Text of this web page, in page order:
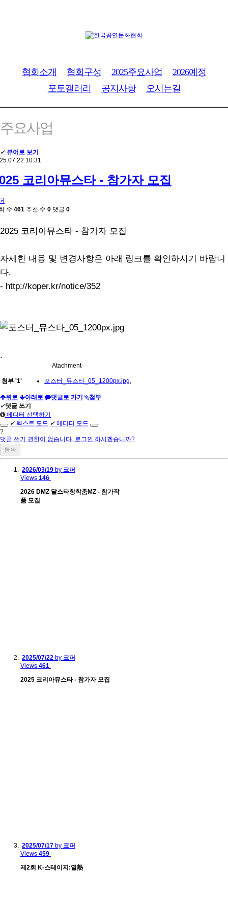
협회소개 협회구성 2025주요사업
2026예정
포토갤러리
공지사항 오시는길
주요사업
✔ 뷰어로 보기
10:31
코리아뮤스타 - 참가자 모집
수 461 추천 수 0 댓글 0
2025 코리아뮤스타 - 참가자 모집
자세한 내용 및 변경사항은 아래 링크를 확인하시기 바랍니
다.
- http://koper.kr/notice/352
.
Atachment
첨부 '1' 포스터_뮤스타_05_1200px.jpg,
위로 아래로 댓글로 가기
첨부
✔댓글 쓰기
에디터 선택하기
✔ 텍스트 모드 ✔에디터 모드
?
댓글 쓰기 권한이 없습니다. 로그인 하시겠습니까?
2026/03/19 by 코퍼
Views 146
2026 DMZ 달스타창착춤MZ - 참가작
품 모집
2025/07/22 by 코퍼
Views 461
2025 코리아뮤스타 - 참가자 모집
2025/07/17 by 코퍼
Views 459
제2회 K-스테이지:열熱